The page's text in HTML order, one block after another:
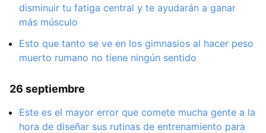
disminuir tu fatiga central y te ayudarán a ganar
más músculo
Esto que tanto se ve en los gimnasios al hacer peso
muerto rumano no tiene ningún sentido
26 septiembre
Este es el mayor error que comete mucha gente a la
hora de diseñar sus rutinas de entrenamiento para